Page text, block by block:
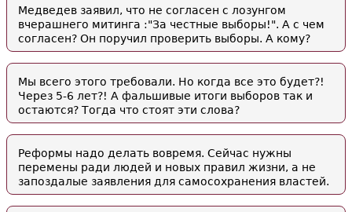
Медведев заявил, что не согласен с лозунгом
вчерашнего митинга :"За честные выборы!". А с чем
согласен? Он поручил проверить выборы. А кому?
Мы всего этого требовали. Но когда все это будет?!
Через 5-6 лет?! А фальшивые итоги выборов так и
остаются? Тогда что стоят эти слова?
Реформы надо делать вовремя. Сейчас нужны
перемены ради людей и новых правил жизни, а не
запоздалые заявления для самосохранения властей.